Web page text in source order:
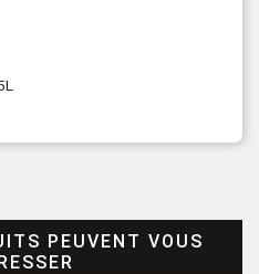
PEUVENT VOUS